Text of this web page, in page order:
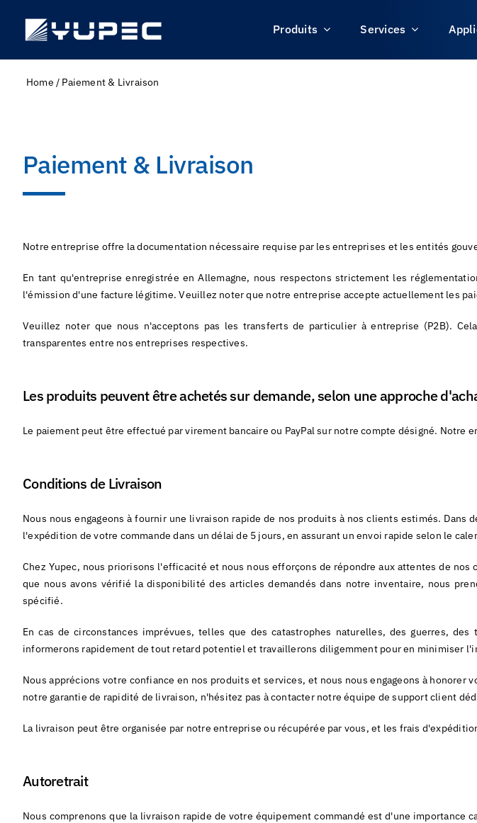
content
Produits Services
Home / Paiement & Livraison
Paiement & Livraison
Notre entreprise offre la documentation nécessaire requise par les entreprises et les entités
En tant qu'entreprise enregistrée en Allemagne, nous respectons strictement les
l'émission d'une facture légitime. Veuillez noter que notre entreprise accepte actuellement les
Veuillez noter que nous n'acceptons pas les transferts de particulier à entreprise (P2B).
transparentes entre nos entreprises respectives.
Les produits peuvent être achetés sur demande, selon une approche
Le paiement peut être effectué par virement bancaire ou PayPal sur notre compte désigné.
Conditions de Livraison
Nous nous engageons à fournir une livraison rapide de nos produits à nos clients estimés.
l'expédition de votre commande dans un délai de 5 jours, en assurant un envoi rapide selon le
Chez Yupec, nous priorisons l'efficacité et nous nous efforçons de répondre aux attentes de
que nous avons vérifié la disponibilité des articles demandés dans notre inventaire, nous
spécifié.
En cas de circonstances imprévues, telles que des catastrophes naturelles, des guerres,
informerons rapidement de tout retard potentiel et travaillerons diligemment pour en minimiser
Nous apprécions votre confiance en nos produits et services, et nous nous engageons à
notre garantie de rapidité de livraison, n'hésitez pas à contacter notre équipe de support client
La livraison peut être organisée par notre entreprise ou récupérée par vous, et les frais
Autoretrait
Nous comprenons que la livraison rapide de votre équipement commandé est d'une